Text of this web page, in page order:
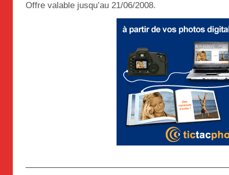
Offre valable jusqu’au 21/06/2008.